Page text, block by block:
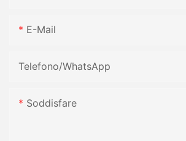
E-Mail
Telefono/WhatsApp
Soddisfare